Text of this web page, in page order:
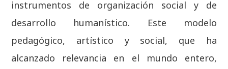
instrumentos de organización social y de
desarrollo humanístico. Este modelo
pedagógico, artístico y social, que ha
alcanzado relevancia en el mundo entero,